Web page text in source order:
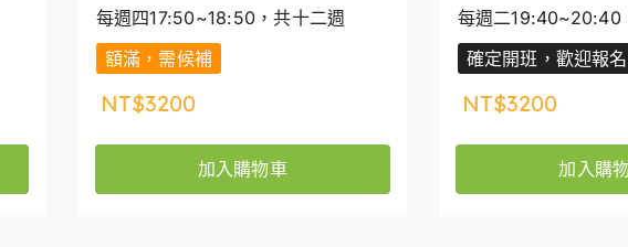
每週四17:50~18:50，共十二週
額滿，需候補
NT$3200
加入購物車
每週二19:40~20:40
確定開班，歡迎報名
NT$3200
加入購